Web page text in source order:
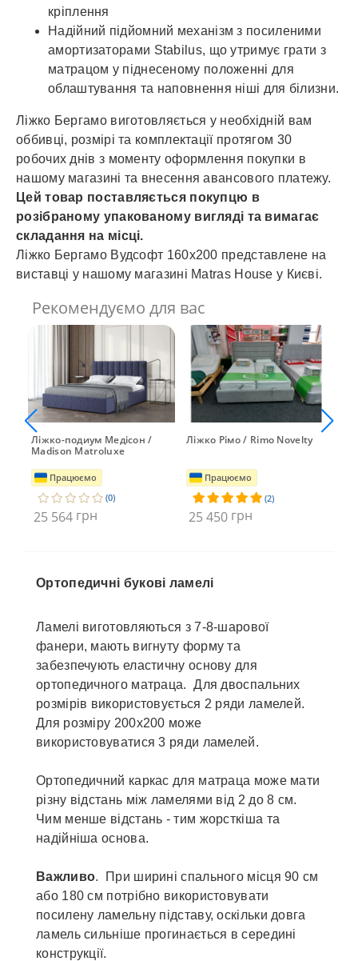
кріплення
Надійний підйомний механізм з посиленими
амортизаторами Stabilus, що утримує грати з
матрацом у піднесеному положенні для
облаштування та наповнення ніші для білизни.
Ліжко Бергамо виготовляється у необхідній вам
оббивці, розмірі та комплектації протягом 30
робочих днів з моменту оформлення покупки в
нашому магазині та внесення авансового платежу.
Цей товар поставляється покупцю в
розібраному упакованому вигляді та вимагає
складання на місці.
Ліжко Бергамо Вудсофт 160х200 представлене на
виставці у нашому магазині Matras House у Києві.
Рекомендуємо для вас
Ліжко-подиум Медісон /
Mаdison Matroluxe
Працюємо
(0)
25 564 грн
Ліжко Рімо / Rimo Novelty
Працюємо
(2)
25 450 грн
Ортопедичні букові ламелі
Ламелі виготовляються з 7-8-шарової
фанери, мають вигнуту форму та
забезпечують еластичну основу для
ортопедичного матраца. Для двоспальних
розмірів використовується 2 ряди ламелей.
Для розміру 200х200 може
використовуватися 3 ряди ламелей.
Ортопедичний каркас для матраца може мати
різну відстань між ламелями від 2 до 8 см.
Чим менше відстань - тим жорсткіша та
надійніша основа.
Важливо. При ширині спального місця 90 см
або 180 см потрібно використовувати
посилену ламельну підставу, оскільки довга
ламель сильніше прогинається в середині
конструкції.